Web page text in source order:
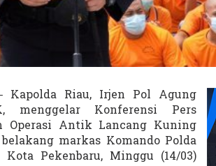
Kapolda Riau, Irjen Pol Agung
menggelar Konferensi Pers
Operasi Antik Lancang Kuning
markas Komando Polda
Pekenbaru, Minggu (14/03)